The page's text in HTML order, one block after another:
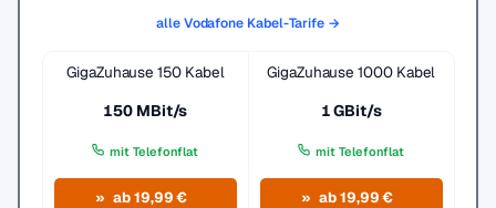
alle Vodafone Kabel-Tarife →
GigaZuhause 150 Kabel
150 MBit/s
mit Telefonflat
ab 19,99 €
GigaZuhause 1000 Kabel
1 GBit/s
mit Telefonflat
ab 19,99 €